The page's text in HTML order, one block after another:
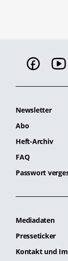
Newsletter
Abo
Heft-Archiv
FAQ
Passwort
Mediadaten
Presseticker
Kontakt und